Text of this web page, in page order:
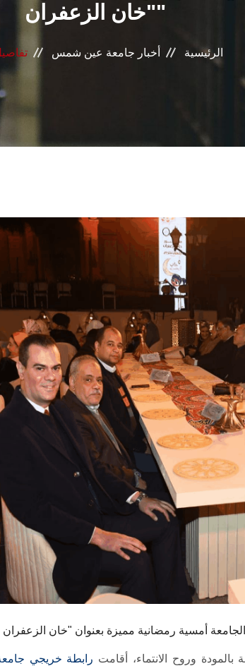
"خان الزعفران"
الرئيسية أخبار جامعة عين شمس
وروح الانتماء، أقامت رابطة خريجي